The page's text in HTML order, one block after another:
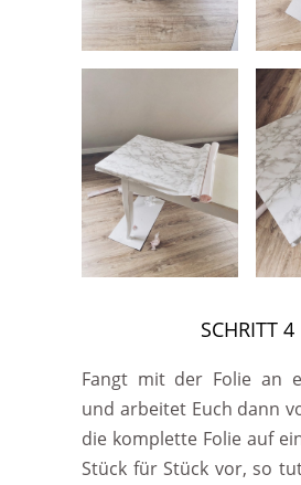
SCHRITT 4
Fangt mit der Folie an
und arbeitet Euch dann
die komplette Folie auf
Stück für Stück vor, so